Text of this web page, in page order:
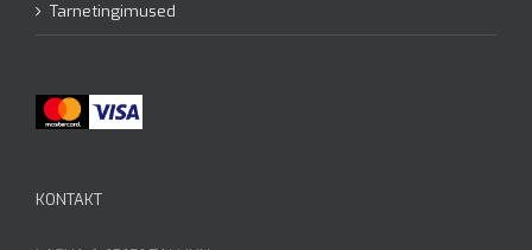
Tarnetingimused
KONTAKT